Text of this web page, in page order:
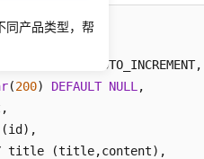
同产品类型，帮
AUTO_INCREMENT,
(200) DEFAULT NULL ,
(id),
title (title,content),